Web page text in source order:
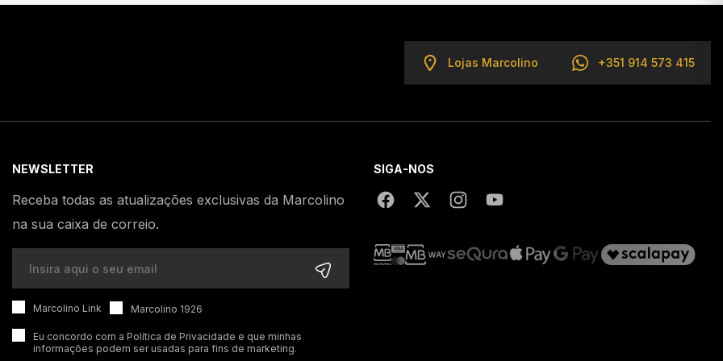
Lojas Marcolino +351 914 573 415
NEWSLETTER
Receba todas as atualizações exclusivas da Marcolino
na sua caixa de correio.
Marcolino Link Marcolino 1926
Eu concordo com a Política de Privacidade e que minhas
informações podem ser usadas para fins de marketing.
SIGA-NOS